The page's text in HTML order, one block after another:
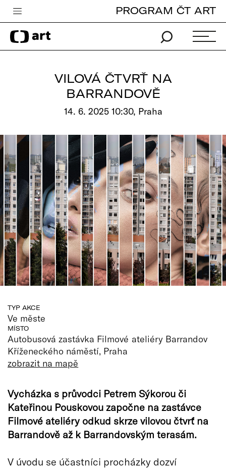
Česká televize
Zpravodajství
Vše o ČT
PROGRAM ČT ART
VILOVÁ ČTVRŤ NA
BARRANDOVĚ
14. 6. 2025 10:30, Praha
TYP AKCE
Ve měste
MÍSTO
Autobusová zastávka Filmové ateliéry Barrandov
Kříženeckého náměstí, Praha
zobrazit na mapě
Vycházka s průvodci Petrem Sýkorou či
Kateřinou Pouskovou započne na zastávce
Filmové ateliéry odkud skrze vilovou čtvrť na
Barrandově až k Barrandovským terasám.
V úvodu se účastníci procházky dozví